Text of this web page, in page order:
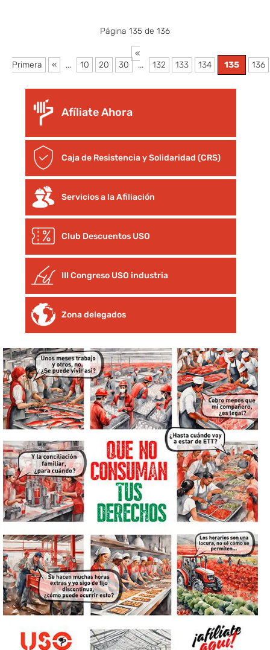
Página 135 de 136
«
Primera
« ... 10 20 30 ... 132 133 134 135 136
Afíliate Ahora
Caja de Resistencia y Solidaridad (CRS)
Servicios a la Afiliación
Club Descuentos USO
III Congreso USO industria
Zona delegados